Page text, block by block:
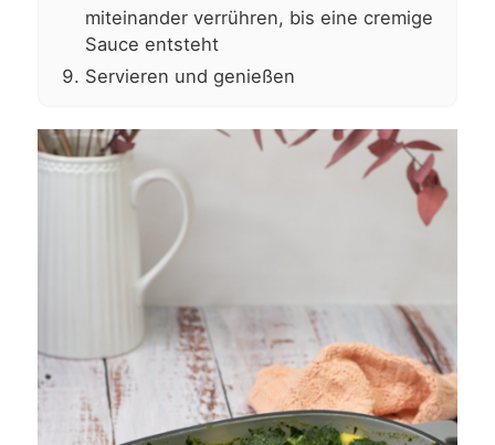
miteinander verrühren, bis eine cremige
Sauce entsteht
Servieren und genießen